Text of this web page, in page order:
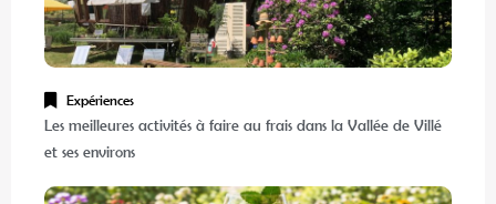
Expériences
Les meilleures activités à faire au frais dans la Vallée de Villé
et ses environs